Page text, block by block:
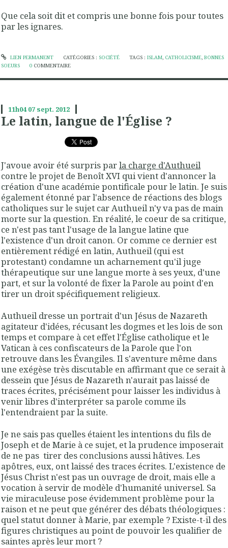
Que cela soit dit et compris une bonne fois pour toutes
par les ignares.
LIEN PERMANENT CATÉGORIES : SOCIÉTÉ TAGS :ISLAM, CATHOLICISME,BONNES
SOEURS
0 COMMENTAIRE
11h04 07 sept. 2012
Le latin, langue de l'Église ?
J'avoue avoir été surpris parla charge d'Authueil
contre le projet de Benoît XVI qui vient d'annoncer la
création d'une académie pontificale pour le latin. Je suis
également étonné par l'absence de réactions des blogs
catholiques sur le sujet car Authueil n'y va pas de main
morte sur la question. En réalité, le coeur de sa critique,
ce n'est pas tant l'usage de la langue latine que
l'existence d'un droit canon. Or comme ce dernier est
entièrement rédigé en latin, Authueil (qui est
protestant) condamne un acharnement qu'il juge
thérapeutique sur une langue morte à ses yeux, d'une
part, et sur la volonté de fixer la Parole au point d'en
tirer un droit spécifiquement religieux.
Authueil dresse un portrait d'un Jésus de Nazareth
agitateur d'idées, récusant les dogmes et les lois de son
temps et compare à cet effet l'Église catholique et le
Vatican à ces confiscateurs de la Parole que l'on
retrouve dans les Évangiles. Il s'aventure même dans
une exégèse très discutable en affirmant que ce serait à
dessein que Jésus de Nazareth n'aurait pas laissé de
traces écrites, précisément pour laisser les individus à
venir libres d'interpréter sa parole comme ils
l'entendraient par la suite.
Je ne sais pas quelles étaient les intentions du fils de
Joseph et de Marie à ce sujet, et la prudence imposerait
de ne pas tirer des conclusions aussi hâtives. Les
apôtres, eux, ont laissé des traces écrites. L'existence de
Jésus Christ n'est pas un ouvrage de droit, mais elle a
vocation à servir de modèle d'humanité universel. Sa
vie miraculeuse pose évidemment problème pour la
raison et ne peut que générer des débats théologiques :
quel statut donner à Marie, par exemple ? Existe-t-il des
figures christiques au point de pouvoir les qualifier de
saintes après leur mort ?